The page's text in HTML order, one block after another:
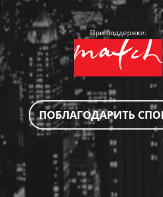
При поддержке:
ПОБЛАГОДАРИТЬ